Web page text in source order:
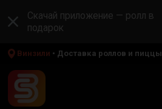
Скачай приложение — ролл в
подарок
Винзили • Доставка роллов и пиццы